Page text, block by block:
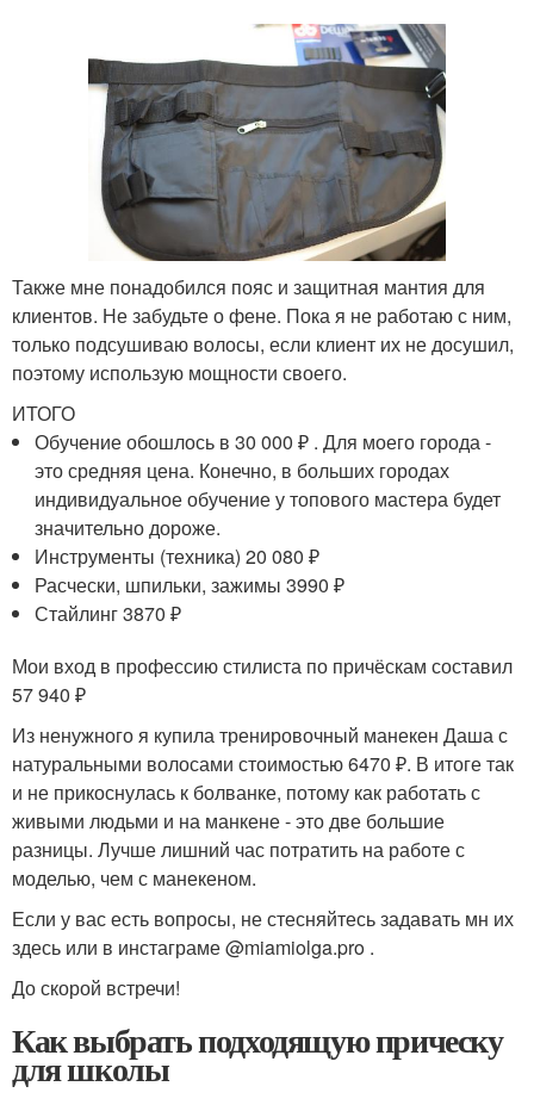
Также мне понадобился пояс и защитная мантия для
клиентов. Не забудьте о фене. Пока я не работаю с ним,
только подсушиваю волосы, если клиент их не досушил,
поэтому использую мощности своего.
ИТОГО
Обучение обошлось в 30 000 ₽ . Для моего города -
это средняя цена. Конечно, в больших городах
индивидуальное обучение у топового мастера будет
значительно дороже.
Инструменты (техника) 20 080 ₽
Расчески, шпильки, зажимы 3990 ₽
Стайлинг 3870 ₽
Мои вход в профессию стилиста по причёскам составил
57 940 ₽
Из ненужного я купила тренировочный манекен Даша с
натуральными волосами стоимостью 6470 ₽. В итоге так
и не прикоснулась к болванке, потому как работать с
живыми людьми и на манкене - это две большие
разницы. Лучше лишний час потратить на работе с
моделью, чем с манекеном.
Если у вас есть вопросы, не стесняйтесь задавать мн их
здесь или в инстаграме @miamiolga.pro .
До скорой встречи!
Как выбрать подходящую прическу
для школы